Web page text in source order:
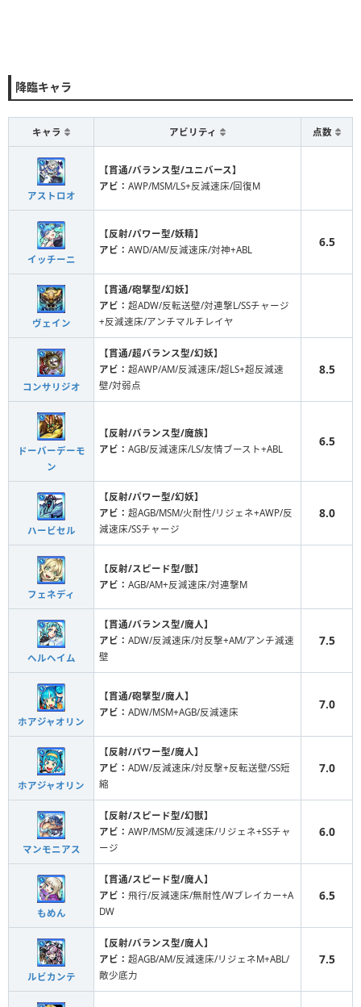
降臨キャラ
キャラ アビリティ 点数
アストロオ
【貫通/バランス型/ユニバース】
アビ： AWP/MSM/LS+反減速床/回復M
イッチーニ
【反射/パワー型/妖精】
アビ： AWD/AM/反減速床/対神+ABL
6.5
ヴェイン
【貫通/砲撃型/幻妖】
アビ： 超ADW/反転送壁/対連撃L/SSチャージ
+反減速床/アンチマルチレイヤ
コンサリジオ
【貫通/超バランス型/幻妖】
アビ： 超AWP/AM/反減速床/超LS+超反減速
壁/対弱点
8.5
ドーバーデーモ
ン
【反射/バランス型/魔族】
アビ： AGB/反減速床/LS/友情ブースト+ABL
6.5
ハービセル
【反射/パワー型/幻妖】
アビ： 超AGB/MSM/火耐性/リジェネ+AWP/反
減速床/SSチャージ
8.0
フェネディ
【反射/スピード型/獣】
アビ： AGB/AM+反減速床/対連撃M
ヘルヘイム
【貫通/バランス型/魔人】
アビ： ADW/反減速床/対反撃+AM/アンチ減速
壁
7.5
ホアジャオリン
【貫通/砲撃型/魔人】
アビ： ADW/MSM+AGB/反減速床
7.0
ホアジャオリン
【反射/パワー型/魔人】
アビ： ADW/反減速床/対反撃+反転送壁/SS短
縮
7.0
マンモニアス
【反射/スピード型/幻獣】
アビ： AWP/MSM/反減速床/リジェネ+SSチャ
ージ
6.0
もめん
【貫通/スピード型/魔人】
アビ： 飛行/反減速床/無耐性/Wブレイカー+A
DW
6.5
ルビカンテ
【反射/バランス型/魔人】
アビ： 超AGB/AM/反減速床/リジェネM+ABL/
敵少底力
7.5